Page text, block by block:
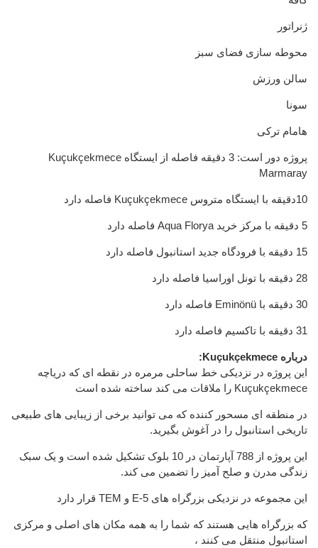
ژنراتور
محوطه سازی فضای سبز
سالن ورزش
سونا
هامام ترکی
پروژه دور است: 3 دقیقه فاصله از ایستگاه Kuçukçekmece
Marmaray
10دقیقه با ایستگاه متروس Kuçukçekmece فاصله دارد
5 دقیقه با مرکز خرید Aqua Florya فاصله دارد
15 دقیقه با فرودگاه جدید استانبول فاصله دارد
28 دقیقه با تونل اوراسیا فاصله دارد
30 دقیقه با Eminönü فاصله دارد
31 دقیقه با تاکسیم فاصله دارد
درباره Kuçukçekmece:
این پروژه در نزدیکی خط ساحلی مرمره در نقطه ای که دریاچه
Kuçukçekmece را ملاقات می کند ساخته شده است
در منطقه ای مسحور کننده که می توانید برخی از زیبایی های طبیعی
تاریخی استانبول را در آغوش بگیرید.
این پروژه از 788 آپارتمان در 10 بلوک تشکیل شده است و یک سبک
زندگی مدرن و صلح آمیز را تضمین می کند.
این مجموعه در نزدیکی بزرگراه های E-5 و TEM قرار دارد
که بزرگراه هایی هستند که شما را به همه مکان های اصلی و مرکزی
استانبول منتقل می کنند ،